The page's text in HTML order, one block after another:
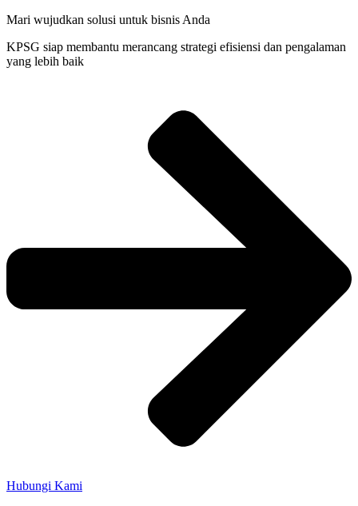
Mari wujudkan solusi untuk bisnis Anda
KPSG siap membantu merancang strategi efisiensi dan pengalaman
yang lebih baik
Hubungi Kami